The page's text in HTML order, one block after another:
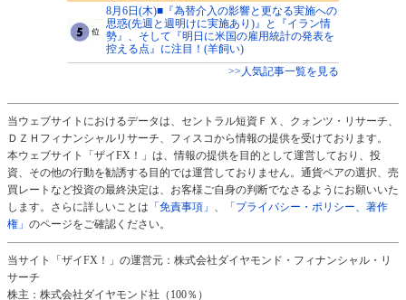
8月6日(木)■『為替介入の影響と更なる実施への
思惑(先週と週明けに実施あり)』と『イラン情
勢』、そして『明日に米国の雇用統計の発表を
控える点』に注目！(羊飼い)
>>人気記事一覧を見る
当ウェブサイトにおけるデータは、セントラル短資ＦＸ、クォンツ・リサーチ、
ＤＺＨフィナンシャルリサーチ、フィスコから情報の提供を受けております。
本ウェブサイト「ザイFX！」は、情報の提供を目的として運営しており、投
資、その他の行動を勧誘する目的では運営しておりません。通貨ペアの選択、売
買レートなど投資の最終決定は、お客様ご自身の判断でなさるようにお願いいた
します。さらに詳しいことは 「免責事項」
「プライバシー・ポリシー、著作
権」 のページをご確認ください。
当サイト「ザイFX！」の運営元：株式会社ダイヤモンド・フィナンシャル・リ
サーチ
株主：株式会社ダイヤモンド社（100％）